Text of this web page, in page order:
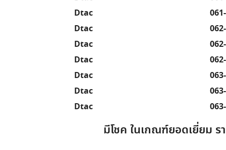
Dtac
Dtac
Dtac
Dtac
Dtac
Dtac
Dtac
มีโชค ในเกณฑ์ยอดเยี่ยม